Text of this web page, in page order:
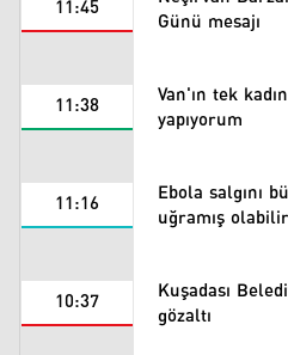
11:45 Günü mesajı
11:38 Van'ın tek
yapıyorum
11:16 Ebola salgını
uğramış olabilir
10:37 Kuşadası
gözaltı